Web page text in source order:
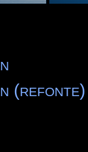
(refonte)